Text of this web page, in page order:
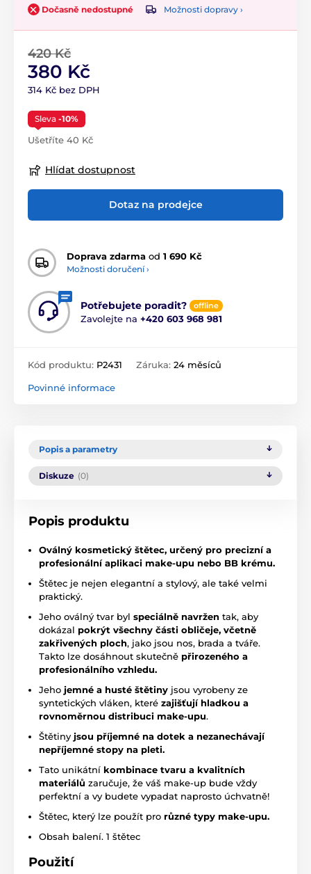
Dočasně nedostupné Možnosti dopravy ›
420 Kč
380 Kč
314 Kč bez DPH
Sleva -10%
Ušetříte 40 Kč
Hlídat dostupnost
Dotaz na prodejce
Doprava zdarma od 1 690 Kč
Možnosti doručení ›
Potřebujete poradit? offline
Zavolejte na +420 603 968 981
Kód produktu: P2431 Záruka: 24 měsíců
Povinné informace
Popis a parametry
Diskuze (0)
Popis produktu
Oválný kosmetický štětec, určený pro precizní a
profesionální aplikaci make-upu nebo BB krému.
Štětec je nejen elegantní a stylový, ale také velmi
praktický.
Jeho oválný tvar byl speciálně navržen tak, aby
dokázal pokrýt všechny části obličeje, včetně
zakřivených ploch, jako jsou nos, brada a tváře.
Takto lze dosáhnout skutečně přirozeného a
profesionálního vzhledu.
Jeho jemné a husté štětiny jsou vyrobeny ze
syntetických vláken, které zajišťují hladkou a
rovnoměrnou distribuci make-upu.
Štětiny jsou příjemné na dotek a nezanechávají
nepříjemné stopy na pleti.
Tato unikátní kombinace tvaru a kvalitních
materiálů zaručuje, že váš make-up bude vždy
perfektní a vy budete vypadat naprosto úchvatně!
Štětec, který lze použít pro různé typy make-upu.
Obsah balení. 1 štětec
Použití